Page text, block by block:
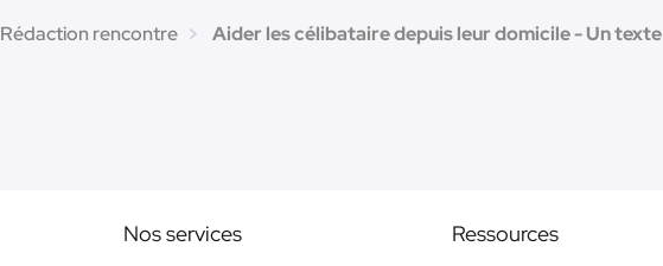
Rédaction rencontre Aider les célibataire depuis leur domicile - Un texte
Nos services Ressources